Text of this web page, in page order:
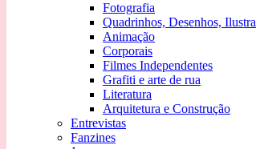
Fotografia
Quadrinhos, Desenhos,
Animação
Corporais
Filmes Independentes
Grafiti e arte de rua
Literatura
Arquitetura e Construção
Entrevistas
Fanzines